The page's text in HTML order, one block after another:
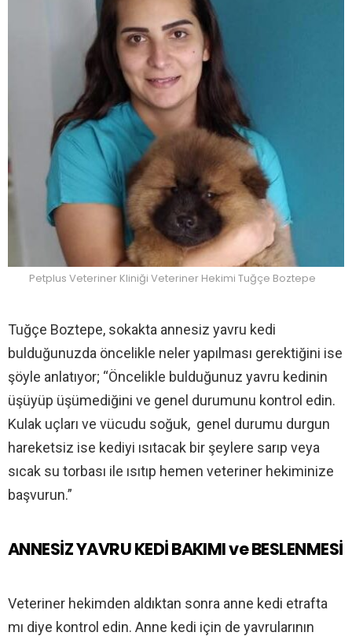
Petplus Veteriner Kliniği Veteriner Hekimi Tuğçe Boztepe
Tuğçe Boztepe, sokakta annesiz yavru kedi
bulduğunuzda öncelikle neler yapılması gerektiğini ise
şöyle anlatıyor; “Öncelikle bulduğunuz yavru kedinin
üşüyüp üşümediğini ve genel durumunu kontrol edin.
Kulak uçları ve vücudu soğuk, genel durumu durgun
hareketsiz ise kediyi ısıtacak bir şeylere sarıp veya
sıcak su torbası ile ısıtıp hemen veteriner hekiminize
başvurun.”
ANNESİZ YAVRU KEDİ BAKIMI ve BESLENMESİ
Veteriner hekimden aldıktan sonra anne kedi etrafta
mı diye kontrol edin. Anne kedi için de yavrularının